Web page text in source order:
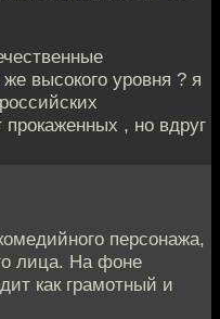
высокого уровня ? я
, но вдруг
персонажа,
лица. На фоне
как грамотный и